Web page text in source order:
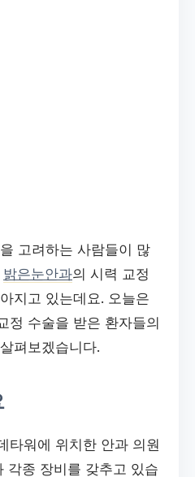
고려하는 사람들이 많
밝은눈안과의 시력 교정
지고 있는데요. 오늘은
정 수술을 받은 환자들의
펴보겠습니다.
타워에 위치한 안과 의원
각종 장비를 갖추고 있습